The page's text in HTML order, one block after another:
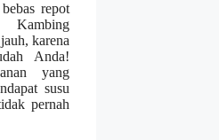
repot
Kambing
karena
Anda!
yang
susu
pernah